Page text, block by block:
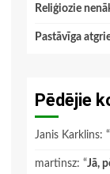
Reliģiozie
Pastāvīga
Pēdējie
Janis Karklins: “
martinsz: “Jā,